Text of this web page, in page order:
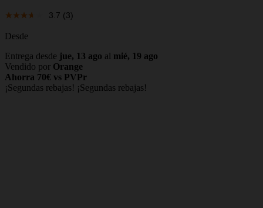
3.7 (3)
Desde
Entrega desde jue, 13 ago al mié, 19 ago
Vendido por Orange
Ahorra 70€ vs PVPr
¡Segundas rebajas! ¡Segundas rebajas!